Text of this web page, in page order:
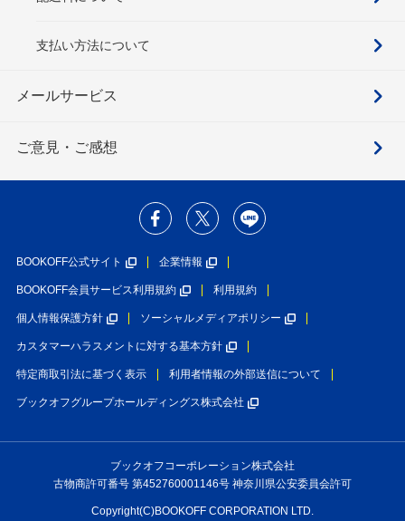
支払い方法について
メールサービス
ご意見・ご感想
BOOKOFF公式サイト 企業情報
BOOKOFF会員サービス利用規約 利用規約
個人情報保護方針 ソーシャルメディアポリシー
カスタマーハラスメントに対する基本方針
特定商取引法に基づく表示 利用者情報の外部送信について
ブックオフグループホールディングス株式会社
ブックオフコーポレーション株式会社
古物商許可番号 第452760001146号 神奈川県公安委員会許可
Copyright(C)BOOKOFF CORPORATION LTD.